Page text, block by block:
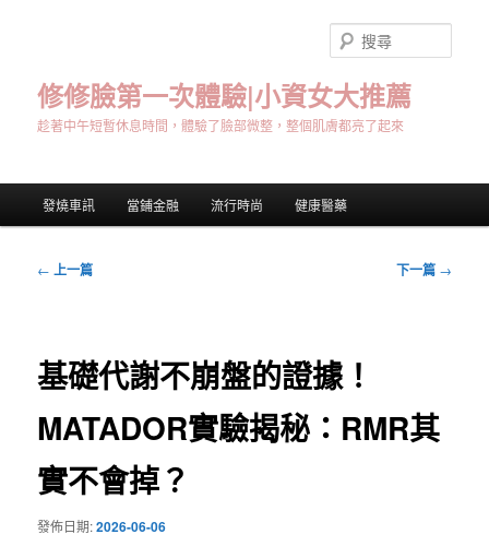
修修臉第一次體驗|小資女大推薦
趁著中午短暫休息時間，體驗了臉部微整，整個肌膚都亮了起來
尋
發燒車訊 當鋪金融 流行時尚 健康醫藥
文
← 上一篇 下一篇 →
基礎代謝不崩盤的證據！
MATADOR實驗揭秘：RMR其
實不會掉？
發佈日期:2026-06-06